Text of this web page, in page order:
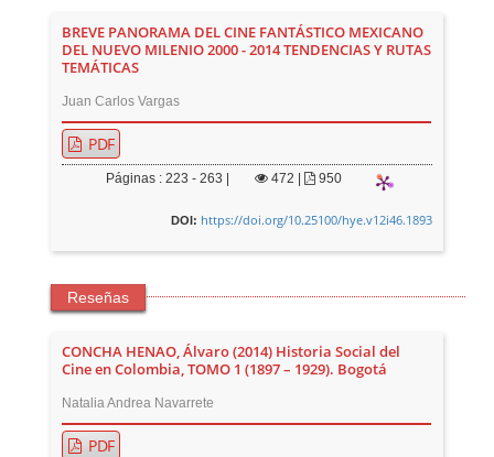
BREVE PANORAMA DEL CINE FANTÁSTICO MEXICANO
DEL NUEVO MILENIO 2000 - 2014 TENDENCIAS Y RUTAS
TEMÁTICAS
Juan Carlos Vargas
PDF
Páginas : 223 - 263 | 472 950
DOI: https://doi.org/10.25100/hye.v12i46.1893
Reseñas
CONCHA HENAO, Álvaro (2014) Historia Social del
Cine en Colombia, TOMO 1 (1897 – 1929). Bogotá
Natalia Andrea Navarrete
PDF